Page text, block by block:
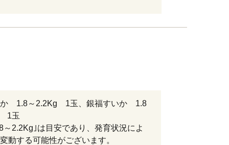
か 1.8～2.2Kg 1玉、銀福すいか 1.8
1玉
2.2Kg｣は目安であり、発育状況によ
動する可能性がございます。